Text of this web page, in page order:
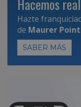
Hacemos
Hazte
de Maurer Point
SABER MÁS